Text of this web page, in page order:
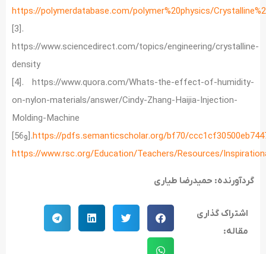
https://polymerdatabase.com/polymer%20physics/
[3].
https://www.sciencedirect.com/topics/engineering/crystalline-
density
[4]. https://www.quora.com/Whats-the-effect-of-humidity-
on-nylon-materials/answer/Cindy-Zhang-Haijia-Injection-
Molding-Machine
[5و6].https://pdfs.semanticscholar.org/bf70/
https://www.rsc.org/Education/Teachers/Resources/
گردآورنده: حمیدرضا طیاری
اشتراک گذاری
مقاله: